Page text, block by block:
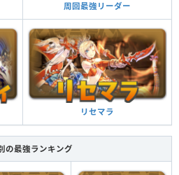
潜入中、副属性が木属性に変更される
は攻撃力の15％分）
上で攻撃力が2倍、14コンボ以上で攻撃力
る
属性のドロップを3×3の正方形で消すと攻
プ（3.5倍）し、ダメージ無効を貫通する
アップする（1.1449倍）
る
潜入中、マシンタイプが追加される
のスキルが1ターン溜まった状態で始まる
周回最強リーダー
リセマラ
の最強ランキング